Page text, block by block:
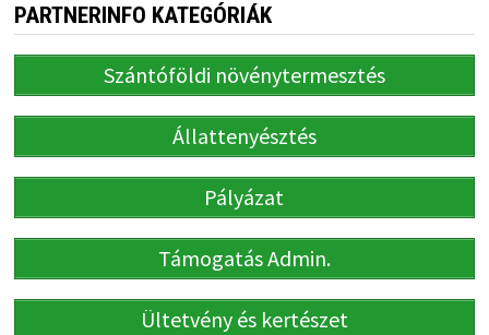
PARTNERINFO KATEGÓRIÁK
Szántóföldi növénytermesztés
Állattenyésztés
Pályázat
Támogatás Admin.
Ültetvény és kertészet